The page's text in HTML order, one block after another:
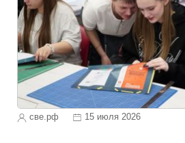
све.рф 15 июля 2026